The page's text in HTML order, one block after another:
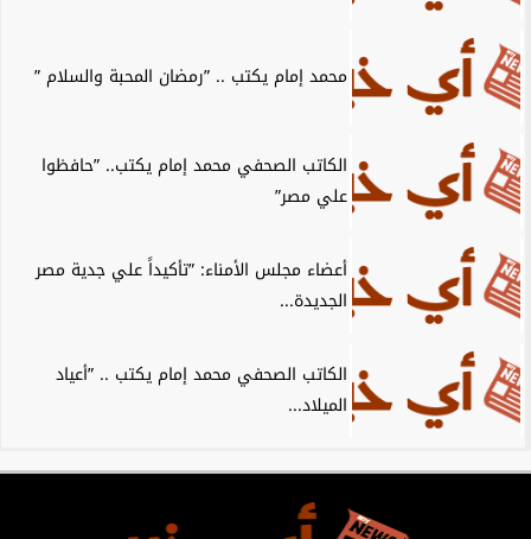
محمد إمام يكتب .. ”رمضان المحبة والسلام ”
الكاتب الصحفي محمد إمام يكتب.. ”حافظوا
علي مصر”
أعضاء مجلس الأمناء: ”تأكيداً علي جدية مصر
الجديدة...
الكاتب الصحفي محمد إمام يكتب .. ”أعياد
الميلاد...